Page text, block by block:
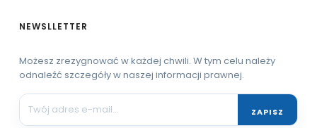
NEWSLLETTER
Możesz zrezygnować w każdej chwili. W tym celu należy
odnaleźć szczegóły w naszej informacji prawnej.
ZAPISZ